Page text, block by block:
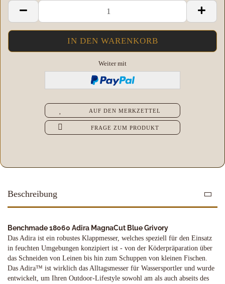
Weiter mit
AUF DEN MERKZETTEL
FRAGE ZUM PRODUKT
Beschreibung
Benchmade 18060 Adira MagnaCut Blue Grivory
Das Adira ist ein robustes Klappmesser, welches speziell für den Einsatz
in feuchten Umgebungen konzipiert ist - von der Köderpräparation über
das Schneiden von Leinen bis hin zum Schuppen von kleinen Fischen.
Das Adira™ ist wirklich das Alltagsmesser für Wassersportler und wurde
entwickelt, um Ihren Outdoor-Lifestyle sowohl am als auch abseits des